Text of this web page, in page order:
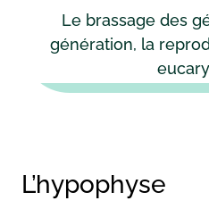
Le brassage des
génération, la
L’hypophyse